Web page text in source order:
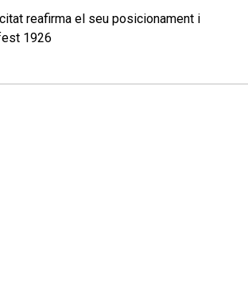
reafirma el seu posicionament i
1926